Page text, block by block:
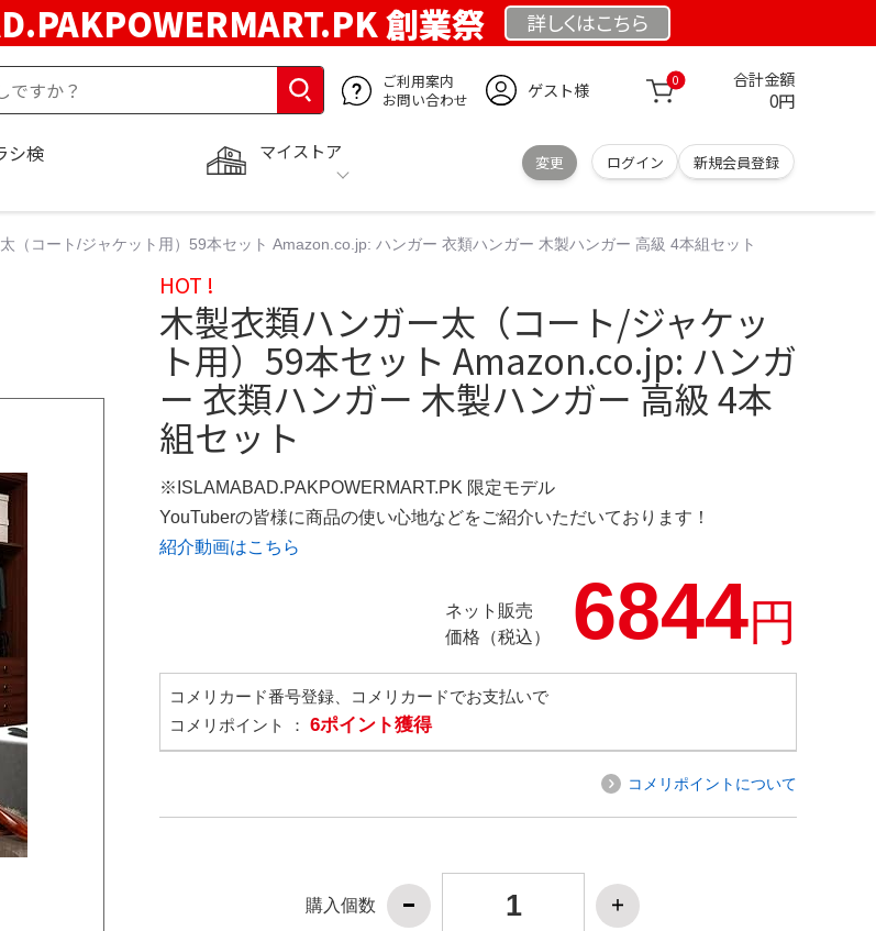
創業祭 詳しくはこちら
ご利用案内
お問い合わせ
ゲスト様 0 合計金額
0円
マイストア
変更 ログイン 新規会員登録
シ検
（コート/ジャケット用）59本セット Amazon.co.jp: ハンガー 衣類ハンガー 木製ハンガー 高級 4本組セット
HOT !
木製衣類ハンガー太（コート/ジャケッ
ト用）59本セット Amazon.co.jp: ハンガ
ー 衣類ハンガー 木製ハンガー 高級 4本
組セット
※ISLAMABAD.PAKPOWERMART.PK 限定モデル
YouTuberの皆様に商品の使い心地などをご紹介いただいております！
紹介動画はこちら
ネット販売
価格（税込）
6844円
コメリカード番号登録、コメリカードでお支払いで
コメリポイント ： 6ポイント獲得
コメリポイントについて
購入個数